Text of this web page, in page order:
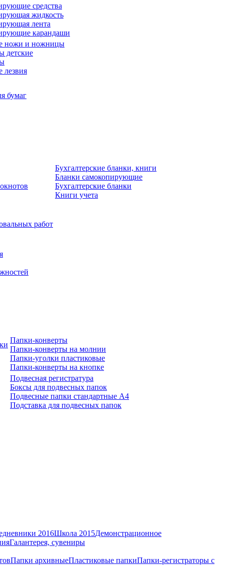
средства
жидкость
лента
карандаши
ножи и ножницы
детские
лезвия
бумаг
Бухгалтерские бланки, книги
Бланки самокопирующие
Бухгалтерские бланки
Книги учета
работ
Папки-конверты
Папки-конверты на молнии
Папки-уголки пластиковые
Папки-конверты на кнопке
Подвесная регистратура
Боксы для подвесных папок
Подвесные папки стандартные А4
Подставка для подвесных папок
2016Школа 2015Демонстрационное
Галантерея, сувениры
Папки архивныеПластиковые папкиПапки-регистраторы с